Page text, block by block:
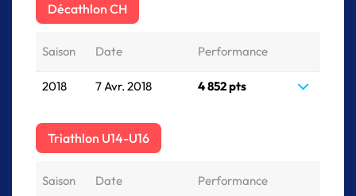
Décathlon CH
Saison Date Performance
2018 7 Avr. 2018 4 852 pts
Triathlon U14-U16
Saison Date Performance